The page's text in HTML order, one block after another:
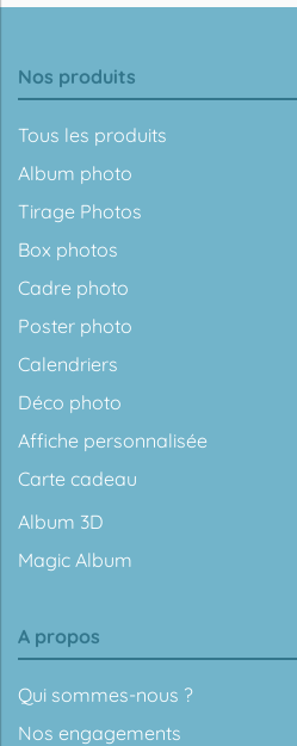
Nos produits
Tous les produits
Album photo
Tirage Photos
Box photos
Cadre photo
Poster photo
Calendriers
Déco photo
Affiche personnalisée
Carte cadeau
Album 3D
Magic Album
A propos
Qui sommes-nous ?
Nos engagements